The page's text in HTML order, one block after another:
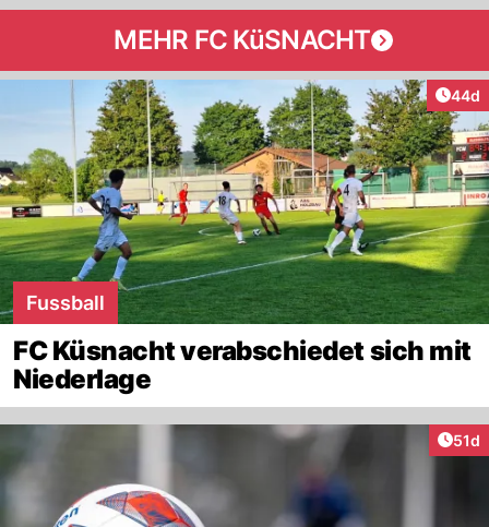
MEHR FC KüSNACHT
44d
Fussball
FC Küsnacht verabschiedet sich mit
Niederlage
51d